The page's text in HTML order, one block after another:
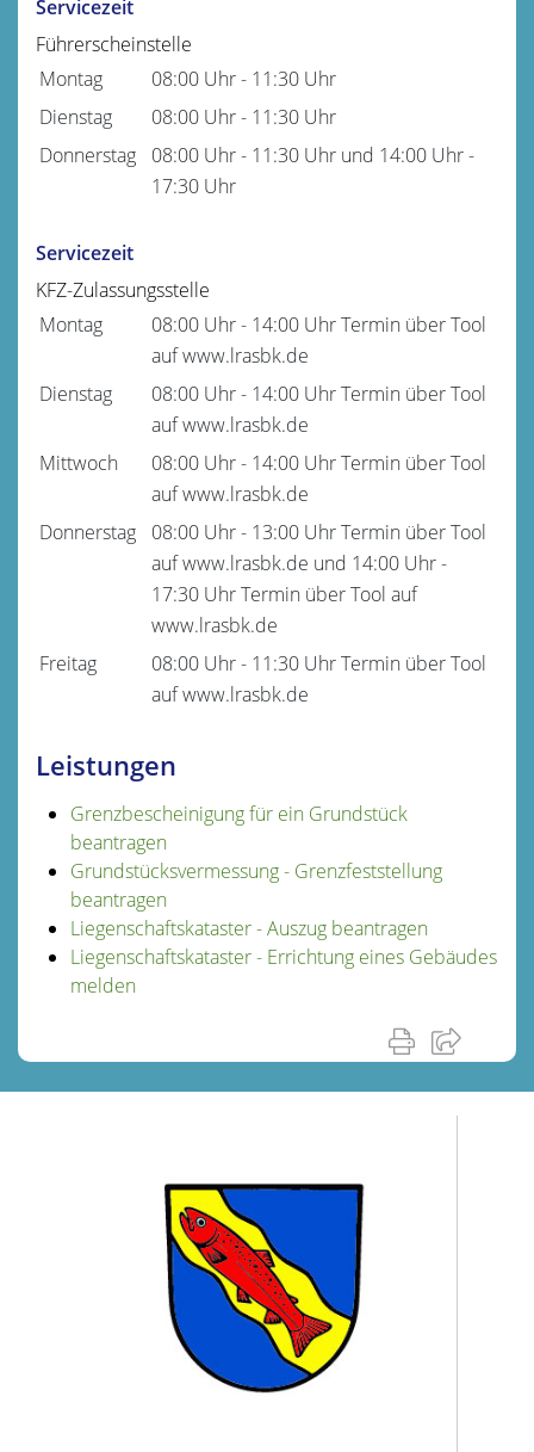
Servicezeit
Führerscheinstelle
Montag
08:00 Uhr- 11:30 Uhr
Dienstag
08:00 Uhr- 11:30 Uhr
Donnerstag
08:00 Uhr- 11:30 Uhr und 14:00 Uhr-
17:30 Uhr
Servicezeit
KFZ-Zulassungsstelle
Montag
08:00 Uhr- 14:00 UhrTermin über Tool
auf www.lrasbk.de
Dienstag
08:00 Uhr- 14:00 UhrTermin über Tool
auf www.lrasbk.de
Mittwoch
08:00 Uhr- 14:00 UhrTermin über Tool
auf www.lrasbk.de
Donnerstag
08:00 Uhr- 13:00 UhrTermin über Tool
auf www.lrasbk.de und 14:00 Uhr-
17:30 UhrTermin über Tool auf
www.lrasbk.de
Freitag
08:00 Uhr- 11:30 UhrTermin über Tool
auf www.lrasbk.de
Leistungen
Grenzbescheinigung für ein Grundstück
beantragen
Grundstücksvermessung - Grenzfeststellung
beantragen
Liegenschaftskataster - Auszug beantragen
Liegenschaftskataster - Errichtung eines Gebäudes
melden